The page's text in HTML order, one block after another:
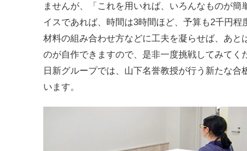
ませんが、「これを用いれば、いろんなものが簡
イスであれば、時間は3時間ほど、予算も2千円程
材料の組み合わせ方などに工夫を凝らせば、あと
のが自作できますので、是非一度挑戦してみてく
日新グループでは、山下名誉教授が行う新たな
います。